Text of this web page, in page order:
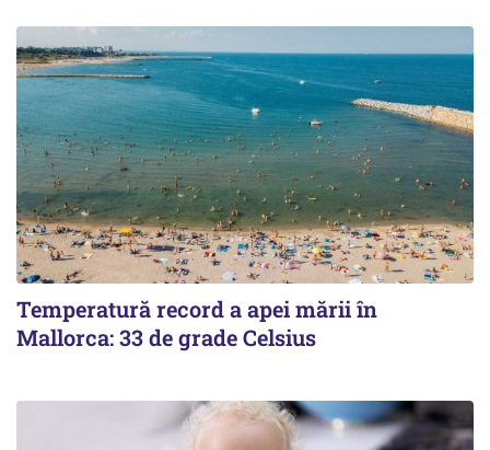
Temperatură record a apei mării în
Mallorca: 33 de grade Celsius